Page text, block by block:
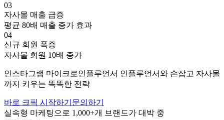
03
자사몰 매출 급증
평균 80배 매출 증가 효과
04
신규 회원 폭증
자사몰 회원 10배 증가
인스타그램 마이크로인플루언서 인플루언서와 손잡고 자사몰
까지 키우는 똑똑한 전략
바로 크픽 시작하기 문의하기
실속형 마케팅으로 1,000+개 브랜드가 대박 중